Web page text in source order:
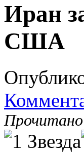
Иран
США